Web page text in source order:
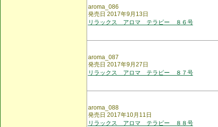
aroma_086
発売日 2017年9月13日
リラックス アロマ テラピー ８６号
aroma_087
発売日 2017年9月27日
リラックス アロマ テラピー ８７号
aroma_088
発売日 2017年10月11日
リラックス アロマ テラピー ８８号